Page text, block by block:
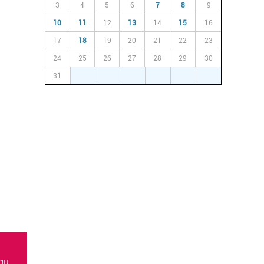
3 4 5 6 7 8 9
10 11 12 13 14 15 16
17 18 19 20 21 22 23
24 25 26 27 28 29 30
31